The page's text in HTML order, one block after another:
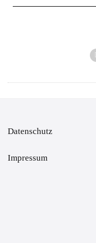
Datenschutz
Impressum